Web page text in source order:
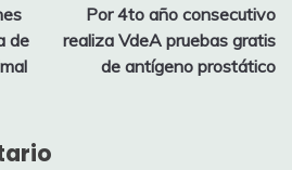
de
‎Por 4to año consecutivo
realiza VdeA pruebas gratis
de antígeno prostático